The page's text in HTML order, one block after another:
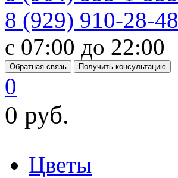
8 (929) 910-28-48
с 07:00 до 22:00
Обратная связь Получить консультацию
0
0 руб.
Цветы